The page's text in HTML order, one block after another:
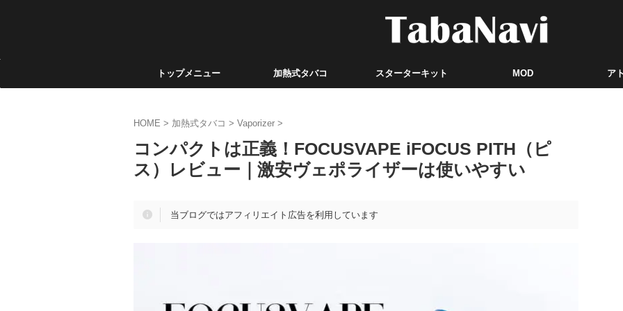
トップメニュー 加熱式タバコ スターターキット MOD ア
HOME > 加熱式タバコ > Vaporizer >
コンパクトは正義！FOCUSVAPE iFOCUS PITH（ピ
ス）レビュー｜激安ヴェポライザーは使いやすい
当ブログではアフィリエイト広告を利用しています